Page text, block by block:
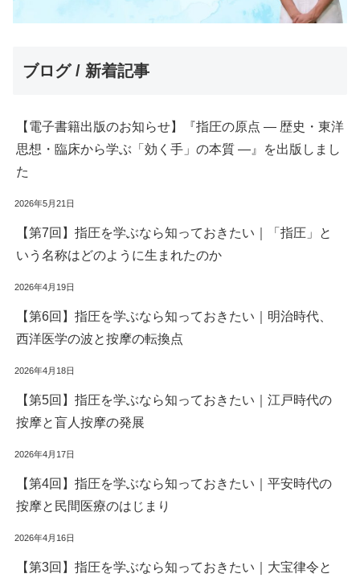
ブログ / 新着記事
【電子書籍出版のお知らせ】『指圧の原点 ― 歴史・東洋
思想・臨床から学ぶ「効く手」の本質 ―』を出版しまし
た
2026年5月21日
【第7回】指圧を学ぶなら知っておきたい｜「指圧」と
いう名称はどのように生まれたのか
2026年4月19日
【第6回】指圧を学ぶなら知っておきたい｜明治時代、
西洋医学の波と按摩の転換点
2026年4月18日
【第5回】指圧を学ぶなら知っておきたい｜江戸時代の
按摩と盲人按摩の発展
2026年4月17日
【第4回】指圧を学ぶなら知っておきたい｜平安時代の
按摩と民間医療のはじまり
2026年4月16日
【第3回】指圧を学ぶなら知っておきたい｜大宝律令と